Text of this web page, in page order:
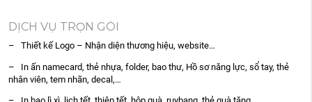
DỊCH VỤ TRỌN GÓI
– Thiết kế Logo – Nhận diện thương hiệu, website…
– In ấn namecard, thẻ nhựa, folder, bao thư, Hồ sơ năng lực, sổ tay, thẻ
nhân viên, tem nhãn, decal,…